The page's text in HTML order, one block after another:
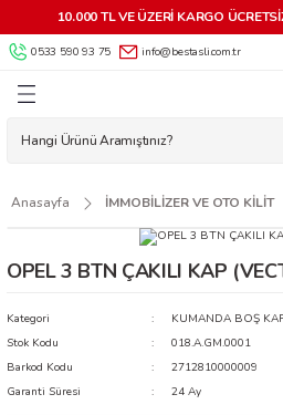
10.000 TL VE ÜZERİ KARGO
0533 590 93 75 info@bestasli.com.tr
Geri Dön
Geri Dön
Geri Dön
Geri Dön
Geri Dön
AKSESUARLARI
VE AKSESUARLARI
Geri Dön
OTO KİLİT
Geri Dön
MAKİNELERİ
MAKİNELERİ
Geri Dön
Anasayfa İMMOBİLİZER VE OTO KİLİT
OPEL 3 BTN ÇAKILI KAP
Kategori
KUMANDA BOŞ
Stok Kodu
018.A.GM.0001
Barkod Kodu
2712810000009
Garanti Süresi
24 Ay